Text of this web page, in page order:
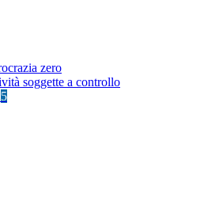
zero
soggette a controllo
5